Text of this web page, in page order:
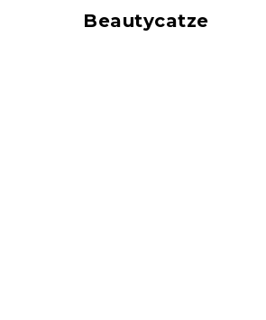
Beautycatze